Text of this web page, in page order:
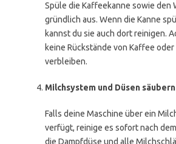
Spüle die Kaffeekanne sowie den
gründlich aus. Wenn die Kanne
kannst du sie auch dort reinigen.
keine Rückstände von Kaffee oder
verbleiben.
Milchsystem und Düsen säubern
Falls deine Maschine über ein
verfügt, reinige es sofort nach
die Dampfdüse und alle